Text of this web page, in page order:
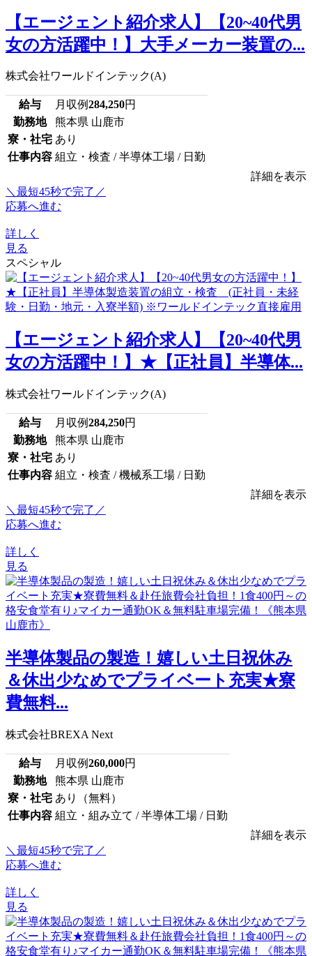
【エージェント紹介求人】【20~40代男
女の方活躍中！】大手メーカー装置の...
株式会社ワールドインテック(A)
給与 月収例284,250円
勤務地
熊本県 山鹿市
寮・社宅 あり
仕事内容 組立・検査 / 半導体工場 / 日勤
詳細を表示
＼最短45秒で完了／
応募へ進む
詳しく
見る
スペシャル
【エージェント紹介求人】【20~40代男
女の方活躍中！】★【正社員】半導体...
株式会社ワールドインテック(A)
給与 月収例284,250円
勤務地
熊本県 山鹿市
寮・社宅 あり
仕事内容 組立・検査 / 機械系工場 / 日勤
詳細を表示
＼最短45秒で完了／
応募へ進む
詳しく
見る
半導体製品の製造！嬉しい土日祝休み
＆休出少なめでプライベート充実★寮
費無料...
株式会社BREXA Next
給与 月収例260,000円
勤務地
熊本県 山鹿市
寮・社宅 あり（無料）
仕事内容 組立・組み立て / 半導体工場 / 日勤
詳細を表示
＼最短45秒で完了／
応募へ進む
詳しく
見る